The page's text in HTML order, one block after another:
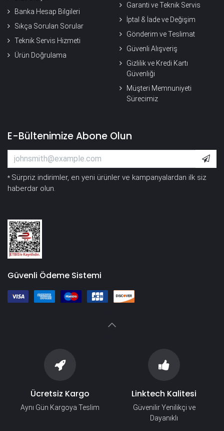
Banka Hesap Bilgileri
Sıkça Sorulan Sorular
Teknik Servis Hizmeti
Ürün Doğrulama
Garanti ve Teknik Servis
İptal & İade ve Değişim
Gönderim ve Teslimat
Güvenli Alışveriş
Gizlilik ve Kredi Kartı
Güvenliği
Müşteri Memnuniyeti
Sürecimiz
E-Bültenimize Abone Olun
* Sürpriz indirimler, en yeni ürünler ve kampanyalardan ilk siz
haberdar olun.
Güvenli Ödeme Sistemi
Ücretsiz Kargo
Aynı Gün Kargoya Teslim
Linktech Kalitesi
Güvenilir Yenilikçi ve
Dayanıklı